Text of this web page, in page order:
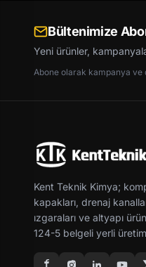
Bültenimize
Yeni ürünler,
Abone olarak kampanya ve
Kent Teknik Kimya;
kapakları, drenaj
ızgaraları ve altyapı
124-5 belgeli yerli